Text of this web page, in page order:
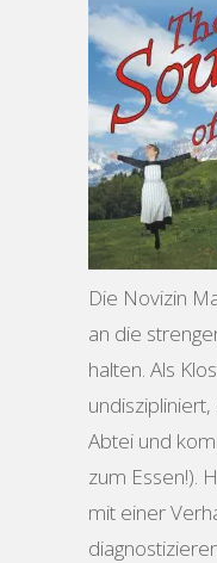
Die Novizin
an die
halten. Als
Abtei und
zum Essen!).
mit einer